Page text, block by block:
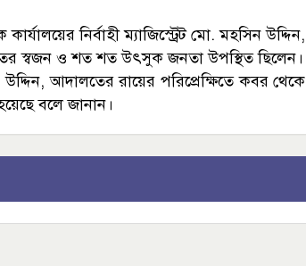
নির্বাহী ম্যাজিস্ট্রেট মো. মহসিন উদ্দিন,
স্বজন ও শত শত উৎসুক জনতা উপস্থিত ছিলেন।
উদ্দিন, আদালতের রায়ের পরিপ্রেক্ষিতে কবর থেকে
বলে জানান।